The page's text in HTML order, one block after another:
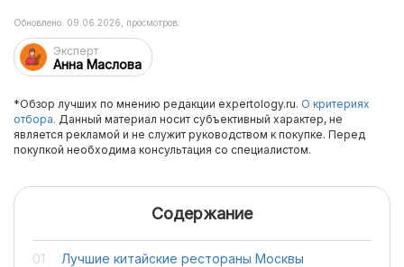
Эксперт
Анна Маслова
Обновлено: 09.06.2026, просмотров:
*Обзор лучших по мнению редакции expertology.ru. О критериях
отбора. Данный материал носит субъективный характер, не
является рекламой и не служит руководством к покупке. Перед
покупкой необходима консультация со специалистом.
Содержание
Лучшие китайские рестораны Москвы